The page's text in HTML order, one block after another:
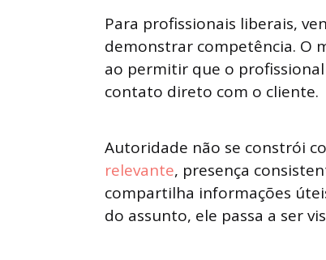
Para profissionais liberais,
demonstrar competência. O
ao permitir que o
contato direto com o cliente.
Autoridade não se constrói
relevante, presença
compartilha informações
do assunto, ele passa a ser